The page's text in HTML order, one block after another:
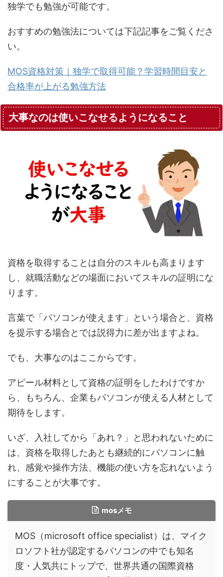
独学でも勉強が可能です。
おすすめの勉強法については下記記事をご覧くださ
い。
MOS資格対策｜独学で取得可能？学習時間目安と
合格率が上がる勉強方法
大事なのは使いこなせるようになること
資格を取得することは自分のスキルも高まります
し、就職活動などの場面においてスキルの証明にな
ります。
言葉で「パソコンが使えます」という場合と、資格
を提示する場合とでは説得力に差が出ますよね。
でも、大事なのはここからです。
アピール材料として資格の証明をしたわけですか
ら、もちろん、企業もパソコンが使える人材として
期待をします。
いざ、入社してから「あれ？」と思われないために
は、資格を取得したあとも継続的にパソコンに触
れ、感覚や操作方法、機能の使い方を忘れないよう
にすることが大事です。
mosメモ
MOS（microsoft office specialist）は、マイク
ロソフト社が認定するパソコンの中でも知名
度・人気共にトップで、世界共通の国際資格